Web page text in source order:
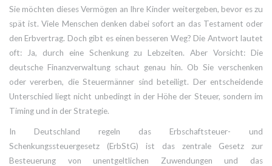
Sie möchten dieses Vermögen an Ihre Kinder weitergeben, bevor es zu
spät ist. Viele Menschen denken dabei sofort an das Testament oder
den Erbvertrag. Doch gibt es einen besseren Weg? Die Antwort lautet
oft: Ja, durch eine Schenkung zu Lebzeiten. Aber Vorsicht: Die
deutsche Finanzverwaltung schaut genau hin. Ob Sie verschenken
oder vererben, die Steuermänner sind beteiligt. Der entscheidende
Unterschied liegt nicht unbedingt in der Höhe der Steuer, sondern im
Timing und in der Strategie.
In Deutschland regeln das Erbschaftsteuer- und
Schenkungssteuergesetz (ErbStG) ist das zentrale Gesetz zur
Besteuerung von unentgeltlichen Zuwendungen und das